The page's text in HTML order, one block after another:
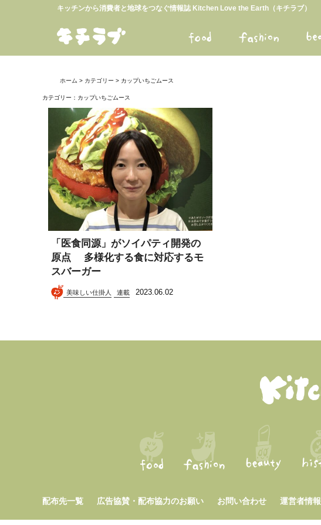
キッチンから消費者と地球をつなぐ情報誌 Kitchen Love the Earth（キチラブ）
ホーム > カテゴリー > カップいちごムース
カテゴリー： カップいちごムース
「医食同源」がソイパティ開発の
原点 多様化する食に対応するモ
スバーガー
美味しい仕掛人 連載 2023.06.02
配布先一覧 広告協賛・配布協力のお願い お問い合わせ 運営者情報